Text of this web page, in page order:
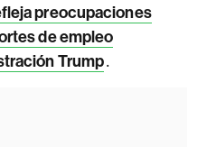
preocupaciones
de empleo
Trump.